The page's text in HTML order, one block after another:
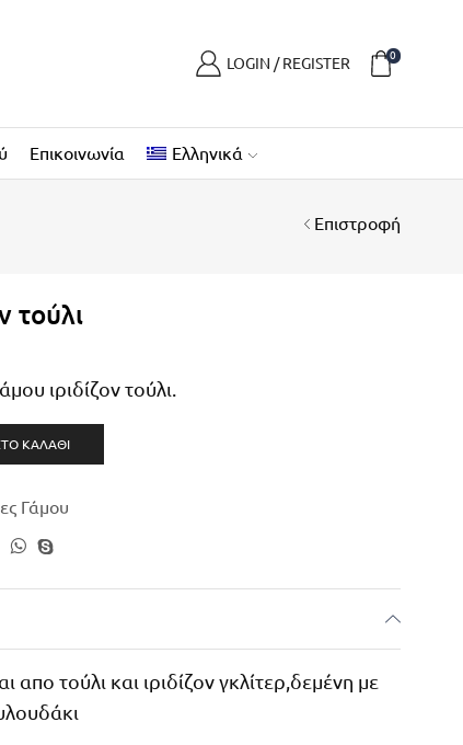
LOGIN / REGISTER 0
Επικοινωνία Ελληνικά
Επιστροφή
τούλι
ιριδίζον τούλι.
ΚΑΛΆΘΙ
Γάμου
τούλι και ιριδίζον γκλίτερ,δεμένη με